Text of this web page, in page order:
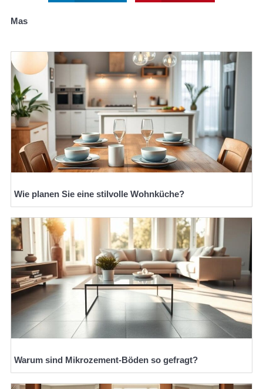
Mas
Wie planen Sie eine stilvolle Wohnküche?
Warum sind Mikrozement-Böden so gefragt?